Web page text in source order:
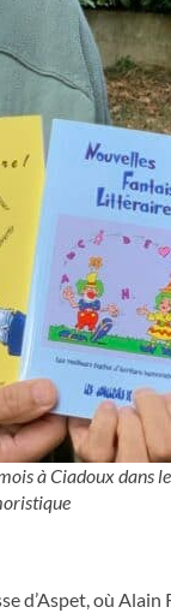
à Ciadoux dans
d’Aspet, où